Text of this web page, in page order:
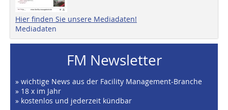
Hier finden Sie unsere Mediadaten!
Mediadaten
FM Newsletter
» wichtige News aus der Facility Management-Branche
» 18 x im Jahr
» kostenlos und jederzeit kündbar